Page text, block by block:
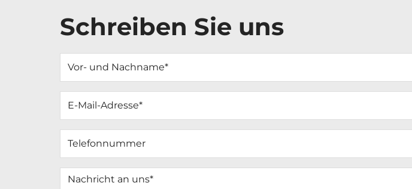
Schreiben Sie uns
Vor- und Nachname
E-Mail-Adresse
Telefonnummer
Nachricht an uns